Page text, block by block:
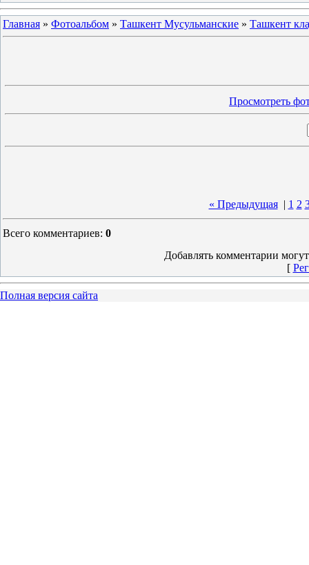
Главная » Фотоальбом » Ташкент Мусульманские » Ташкент
Просмотреть
« Предыдущая| 1 2
Всего комментариев: 0
Добавлять комментарии
[
Полная версия сайта